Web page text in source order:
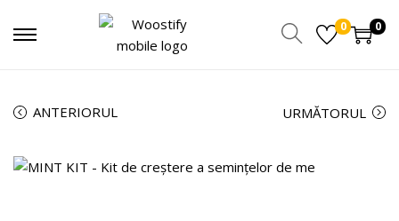
0 0
ANTERIORUL URMĂTORUL